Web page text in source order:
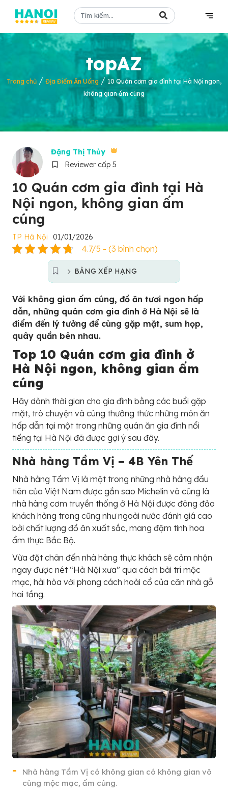
topAZ
Trang chủ / Địa Điểm Ăn Uống / 10 Quán cơm gia đình tại Hà Nội ngon,
không gian ấm cúng
Đặng Thị Thủy
Reviewer cấp 5
10 Quán cơm gia đình tại Hà
Nội ngon, không gian ấm
cúng
TP Hà Nội 01/01/2026
4.7/5 - (3 bình chọn)
BẢNG XẾP HẠNG
Với không gian ấm cúng, đồ ăn tươi ngon hấp
dẫn, những quán cơm gia đình ở Hà Nội sẽ là
điểm đến lý tưởng để cùng gặp mặt, sum họp,
quây quần bên nhau.
Top 10 Quán cơm gia đình ở
Hà Nội ngon, không gian ấm
cúng
Hãy dành thời gian cho gia đình bằng các buổi gặp
mặt, trò chuyện và cùng thưởng thức những món ăn
hấp dẫn tại một trong những quán ăn gia đình nổi
tiếng tại Hà Nội đã được gợi ý sau đây.
Nhà hàng Tầm Vị – 4B Yên Thế
Nhà hàng Tầm Vị là một trong những nhà hàng đầu
tiên của Việt Nam được gắn sao Michelin và cũng là
nhà hàng cơm truyền thống ở Hà Nội được đông đảo
khách hàng trong cũng như ngoài nước đánh giá cao
bởi chất lượng đồ ăn xuất sắc, mang đậm tinh hoa
ẩm thực Bắc Bộ.
Vừa đặt chân đến nhà hàng thực khách sẽ cảm nhận
ngay được nét “Hà Nội xưa” qua cách bài trí mộc
mạc, hài hòa với phong cách hoài cổ của căn nhà gỗ
hai tầng.
Nhà hàng Tầm Vị có không gian có không gian vô
cùng mộc mạc, ấm cúng.